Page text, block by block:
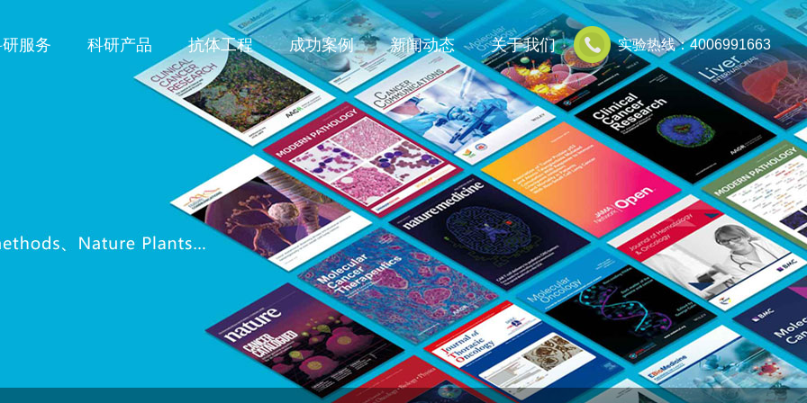
实验热线：4006991663
服务 科研产品 抗体工程 成功案例 新闻动态 关于我们